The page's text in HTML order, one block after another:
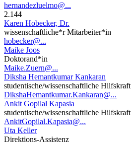
hernandezluelmo@...
2.144
Karen Hobecker, Dr.
wissenschaftliche*r Mitarbeiter*in
hobecker@...
Maike Joos
Doktorand*in
Maike.Zuern@...
Diksha Hemantkumar Kankaran
studentische/wissenschaftliche Hilfskraft
DikshaHemantkumar.Kankaran@...
Ankit Gopilal Kapasia
studentische/wissenschaftliche Hilfskraft
AnkitGopilal.Kapasia@...
Uta Keller
Direktions-Assistenz